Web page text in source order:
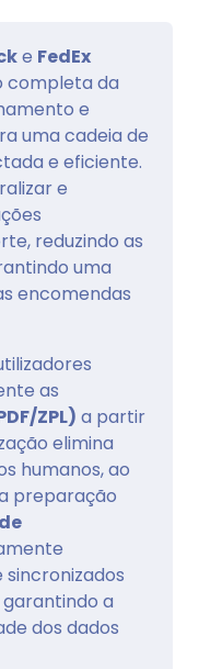
e FedEx
completa da
e
uma cadeia de
e eficiente.
e
reduzindo as
uma
encomendas
as
ZPL) a partir
elimina
humanos, ao
preparação
a
dos dados